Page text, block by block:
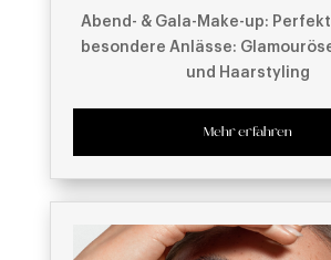
Abend- & Gala-Make-up:
besondere Anlässe:
und Haarstyling
Mehr erfahren